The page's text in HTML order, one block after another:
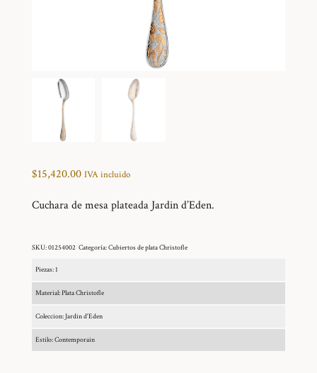
$15,420.00 IVA incluido
Cuchara de mesa plateada Jardin d’Eden.
SKU:01254002 Categoría:Cubiertos de plata Christofle
Piezas: 1
Material: Plata Christofle
Coleccion: Jardin d'Eden
Estilo: Contemporain